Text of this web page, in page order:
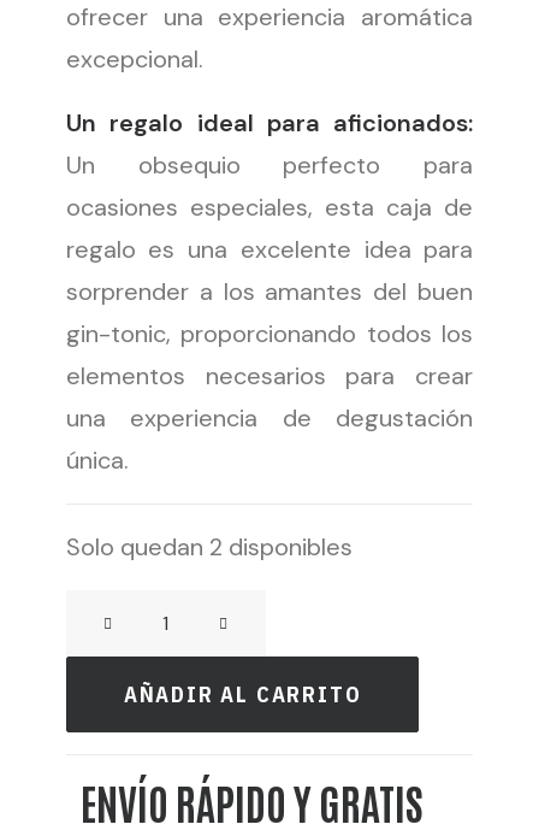
ofrecer una experiencia aromática
excepcional.
Un regalo ideal para aficionados:
Un obsequio perfecto para
ocasiones especiales, esta caja de
regalo es una excelente idea para
sorprender a los amantes del buen
gin-tonic, proporcionando todos los
elementos necesarios para crear
una experiencia de degustación
única.
Solo quedan 2 disponibles
SANTAMANIA
GIN
CAJA
REGALO
GIN
AÑADIR AL CARRITO
ENVÍO RÁPIDO Y GRATIS